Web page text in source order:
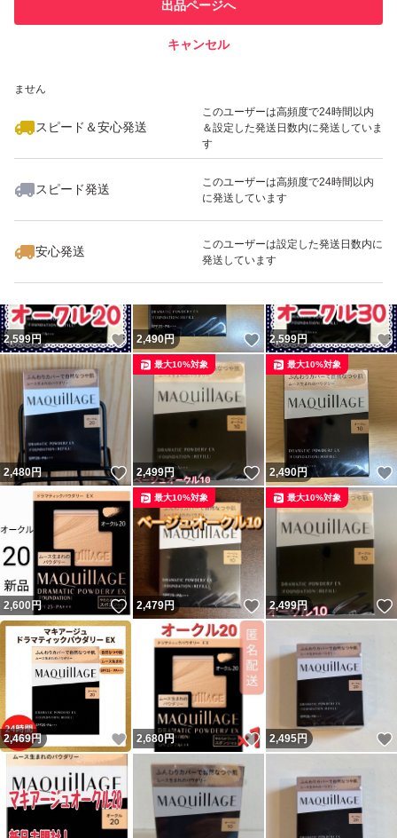
での取引実績があります
ません
スピード＆安心発送
このユーザーは高頻度で24時間以内
＆設定した発送日数内に発送していま
す
スピード発送
このユーザーは高頻度で24時間以内
に発送しています
安心発送
このユーザーは設定した発送日数内に
発送しています
出品ページへ
キャンセル
いいね！
2,499
2,599円 いいね！
2,490円 いいね！
2,599円
2,480円 いいね！
2,499円 いいね！
最大10%対象
2,490円
最大10%対象
2,600 円 いいね！
2,479円 いいね！
最大10%対象
2,499円
最大10%対象
2,469円 いいね！
2,680円 いいね！
2,495円